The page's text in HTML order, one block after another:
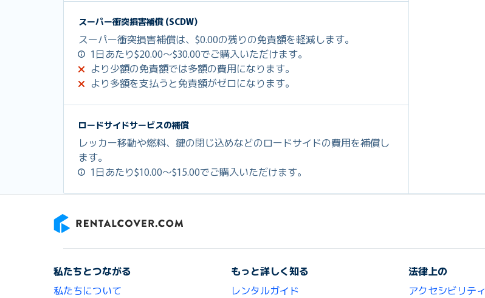
スーパー衝突損害補償 (SCDW)
スーパー衝突損害補償は、$0.00の残りの免責額を軽減します。
1日あたり$20.00～$30.00でご購入いただけます。
より少額の免責額では多額の費用になります。
より多額を支払うと免責額がゼロになります。
ロードサイドサービスの補償
レッカー移動や燃料、鍵の閉じ込めなどのロードサイドの費用を補償し
ます。
1日あたり$10.00～$15.00でご購入いただけます。
私たちとつながる
私たちについて
もっと詳しく知る
レンタルガイド
法律上の
アクセシビリティ